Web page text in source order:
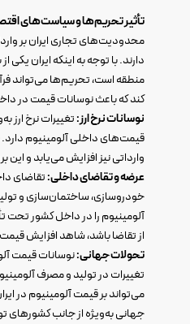
تأثیر تحریم‌ها و سیاست‌های
محدودیت‌های تجاری ایران بر
دارند. با توجه به اینکه ایران یکی
منطقه است، تحریم‌ها می‌تواند
کند که باعث نوسانات قیمت در
نوسانات نرخ ارز:تغییرات نرخ ارز
قیمت‌های داخلی آلومینیوم دارد.
وارداتی نیز افزایش می‌یابد و این
عرضه و تقاضای داخلی:تقاضای
خودروسازی، ساختمان‌سازی و
آلومینیوم را در داخل کشور تحت
از تقاضا باشد، شاهد افزایش
تحولات جهانی:نوسانات قیمت
تغییرات در تولید و مصرف
می‌تواند بر قیمت آلومینیوم در
جهانی به‌ویژه از جانب کشورهای